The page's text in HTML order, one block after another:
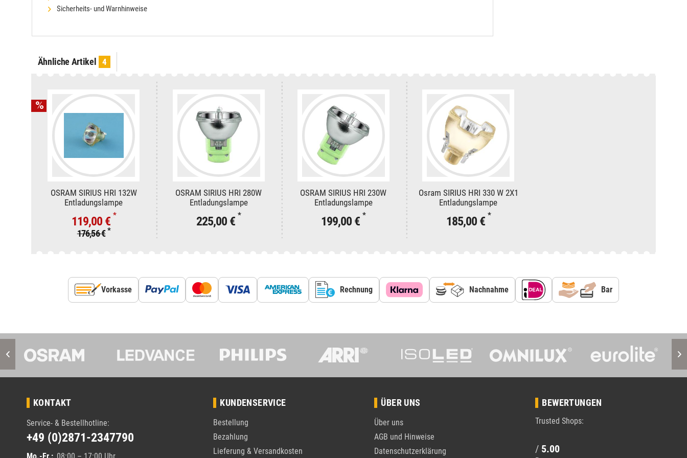
Sicherheits- und Warnhinweise
Ähnliche Artikel 4
OSRAM SIRIUS HRI 132W
Entladungslampe
176,56 € *
119,00 € *
OSRAM SIRIUS HRI 280W
Entladungslampe
225,00 € *
OSRAM SIRIUS HRI 230W
Entladungslampe
199,00 € *
Osram SIRIUS HRI 330 W 2X1
Entladungslampe
185,00 € *
Vorkasse Rechnung Nachnahme Bar
KONTAKT
Service- & Bestellhotline:
+49 (0)2871-2347790
Mo.-Fr.: 08:00 – 17:00 Uhr
KUNDENSERVICE
Bestellung
Bezahlung
Lieferung & Versandkosten
ÜBER UNS
Über uns
AGB und Hinweise
Datenschutzerklärung
BEWERTUNGEN
Trusted Shops:
/ 5.00